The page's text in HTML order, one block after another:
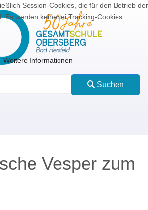
Suchen
Vesper zum
Session-Cookies, die für den Betrieb der
Es werden keinerlei Tracking-Cookies
Weitere Informationen